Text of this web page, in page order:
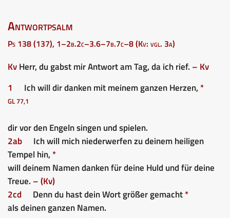
Antwortpsalm
Ps 138 (137), 1–2b.2c–3.6–7b.7c–8 (Kv: vgl. 3a)
KvHerr, du gabst mir Antwort am Tag, da ich rief. – Kv
1
Ich will dir danken mit meinem ganzen Herzen, *
GL 77,1
dir vor den Engeln singen und spielen.
2ab
Ich will mich niederwerfen zu deinem heiligen
Tempel hin, *
will deinem Namen danken für deine Huld und für deine
Treue. – (Kv)
2cd
Denn du hast dein Wort größer gemacht*
als deinen ganzen Namen.